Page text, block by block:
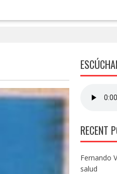
RECENT
Fernando
salud